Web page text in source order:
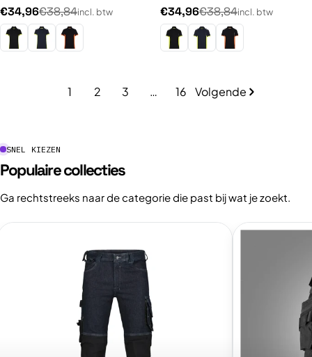
prijs
€34,96
Normale
prijs
€38,84incl. btw
prijs
€34,96
Normale
prijs
€38,84incl. btw
1 2 3 … 16 Volgende
SNEL KIEZEN
Populaire collecties
Ga rechtstreeks naar de categorie die past bij wat je zoekt.
Bekijk